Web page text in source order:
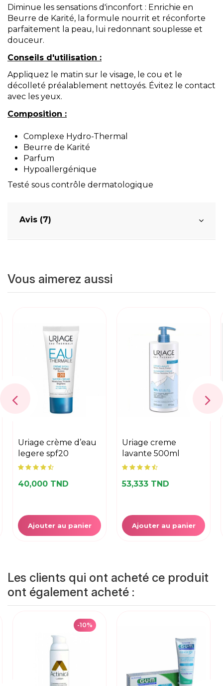
Diminue les sensations d'inconfort : Enrichie en
Beurre de Karité, la formule nourrit et réconforte
parfaitement la peau, lui redonnant souplesse et
douceur.
Conseils d'utilisation :
Appliquez le matin sur le visage, le cou et le
décolleté préalablement nettoyés. Évitez le contact
avec les yeux.
Composition :
Complexe Hydro-Thermal
Beurre de Karité
Parfum
Hypoallergénique
Testé sous contrôle dermatologique
Avis (7)
Vous aimerez aussi
uriage crème d’eau
legere spf20
40,000 TND
Ajouter au panier
uriage creme
lavante 500ml
53,333 TND
Ajouter au panier
Les clients qui ont acheté ce produit
ont également acheté :
-10%